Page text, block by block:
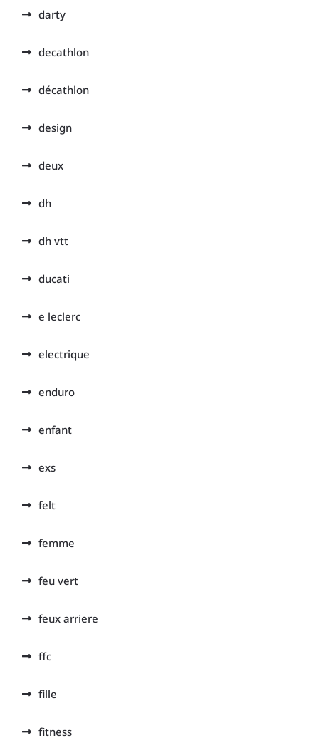
darty
decathlon
décathlon
design
deux
dh
dh vtt
ducati
e leclerc
electrique
enduro
enfant
exs
felt
femme
feu vert
feux arriere
ffc
fille
fitness